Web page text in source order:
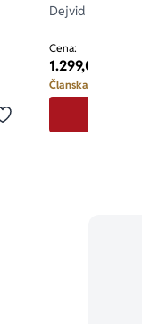
Dodaj u omiljene
Dejvid Ličfild
Cena:
1.299,00
Članska cena i do: